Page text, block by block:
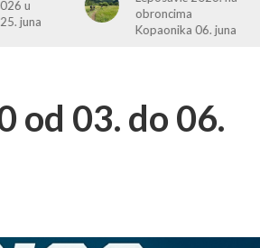
06. juna
cleaning campaign
od 03. do 06.